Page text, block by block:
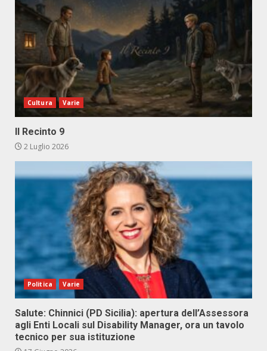
Cultura Varie
Il Recinto 9
2 Luglio 2026
Politica Varie
Salute: Chinnici (PD Sicilia): apertura dell’Assessora
agli Enti Locali sul Disability Manager, ora un tavolo
tecnico per sua istituzione